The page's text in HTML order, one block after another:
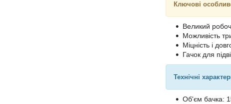
Ключові
Великий
Можливість
Міцність і
Гачок для
Технічні
Об'єм бачка: